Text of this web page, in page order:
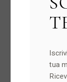
tua